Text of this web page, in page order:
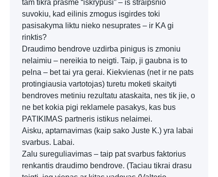
tam tikra prasme “iskrypusi” – is straipsnio
suvokiu, kad eilinis zmogus isgirdes toki
pasisakyma liktu nieko nesuprates – ir KA gi
rinktis?
Draudimo bendrove uzdirba pinigus is zmoniu
nelaimiu – nereikia to neigti. Taip, ji gaubna is to
pelna – bet tai yra gerai. Kiekvienas (net ir ne pats
protingiausia vartotojas) turetu moketi skaityti
bendroves metiniu rezultatu ataskaita, nes tik jie, o
ne bet kokia pigi reklamele pasakys, kas bus
PATIKIMAS partneris istikus nelaimei.
Aisku, aptarnavimas (kaip sako Juste K.) yra labai
svarbus. Labai.
Zalu sureguliavimas – taip pat svarbus faktorius
renkantis draudimo bendrove. (Taciau tikrai drasu